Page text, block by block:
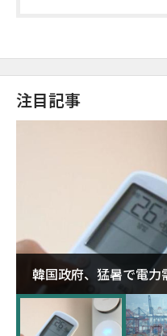
注目記事
韓国政府、猛暑で電
に需給対応体制を点検